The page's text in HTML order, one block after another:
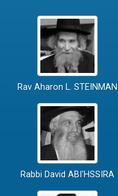
Rav Aharon L. STEINMAN
Rabbi David ABI'HSSIRA